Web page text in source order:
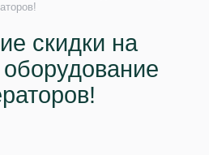
скидки на